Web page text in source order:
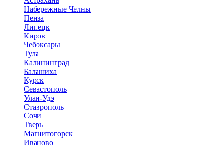
Набережные Челны
Пенза
Липецк
Киров
Чебоксары
Тула
Калининград
Балашиха
Курск
Севастополь
Улан-Удэ
Ставрополь
Сочи
Тверь
Магнитогорск
Иваново